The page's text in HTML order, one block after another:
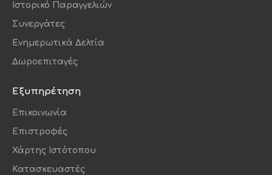
Ιστορικό Παραγγελιών
Συνεργάτες
Ενημερωτικά Δελτία
Δωροεπιταγές
Εξυπηρέτηση
Επικοινωνία
Επιστροφές
Χάρτης Ιστότοπου
Κατασκευαστές